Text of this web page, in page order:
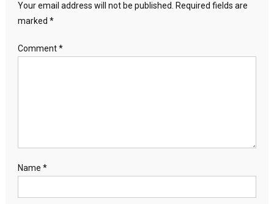
Your email address will not be published.
Required fields are
marked *
Comment*
Name *